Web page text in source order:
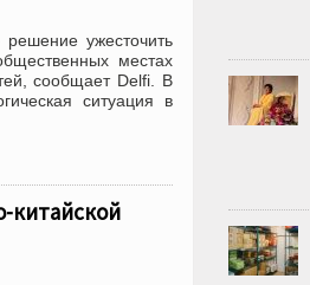
ужесточить
местах
сообщает Delfi. В
ситуация в
китайской